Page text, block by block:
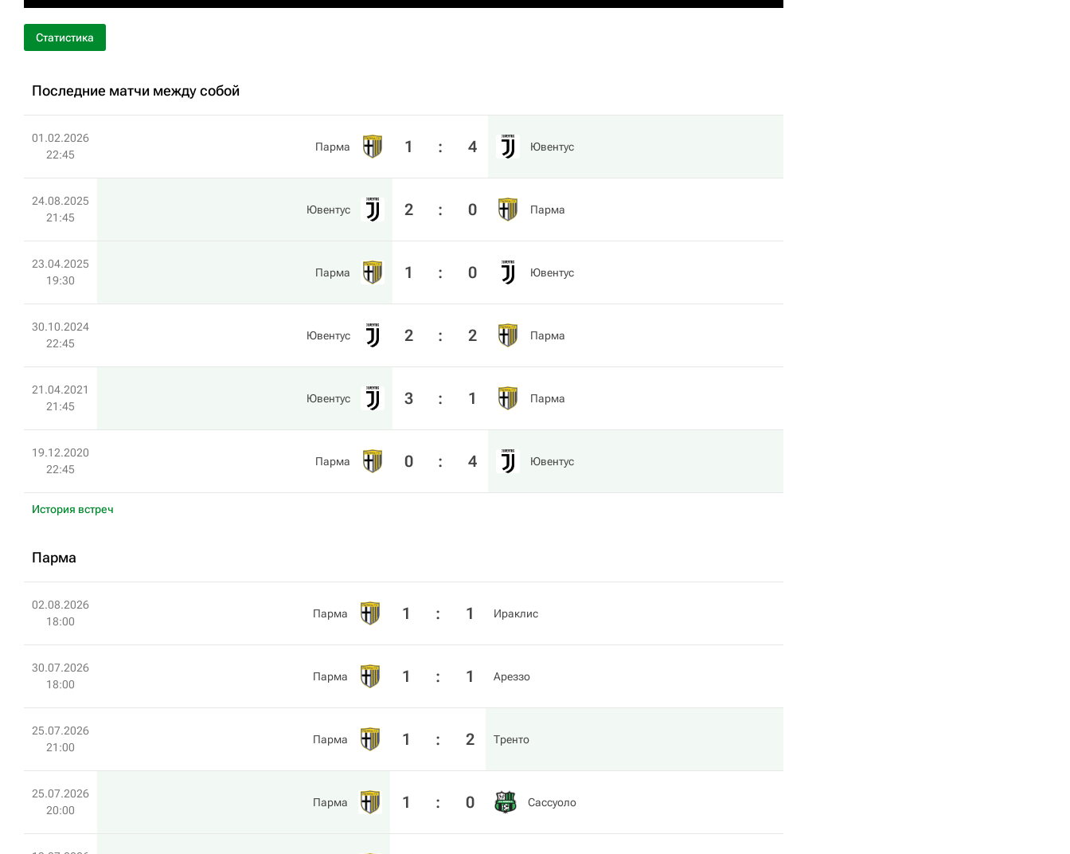
Статистика
Последние матчи между собой
01.02.2026
22:45
Парма 1 : 4 Ювентус
24.08.2025
21:45
Ювентус 2 : 0 Парма
23.04.2025
19:30
Парма 1 : 0 Ювентус
30.10.2024
22:45
Ювентус 2 : 2 Парма
21.04.2021
21:45
Ювентус 3 : 1 Парма
19.12.2020
22:45
Парма 0 : 4 Ювентус
История встреч
Парма
02.08.2026
18:00
Парма 1 : 1 Ираклис
30.07.2026
18:00
Парма 1 : 1 Ареззо
25.07.2026
21:00
Парма 1 : 2 Тренто
25.07.2026
20:00
Парма 1 : 0 Сассуоло